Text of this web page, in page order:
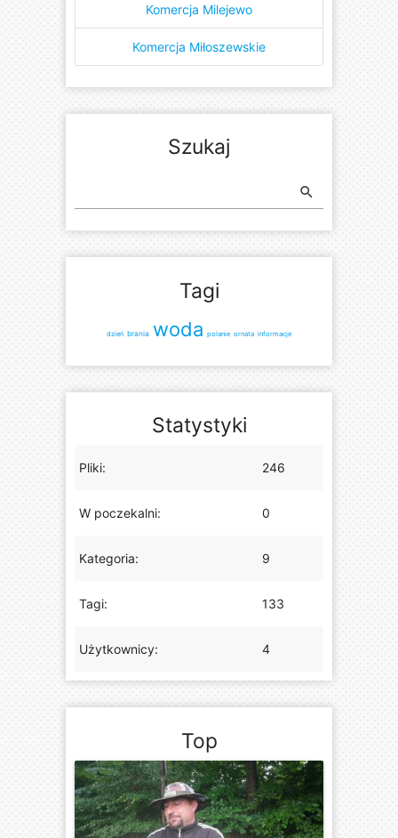
Komercja Milejewo
Komercja Miłoszewskie
Szukaj
search
Tagi
dzień brania woda polanie ornata informacje
Statystyki
Pliki: 246
W poczekalni: 0
Kategoria: 9
Tagi: 133
Użytkownicy: 4
Top